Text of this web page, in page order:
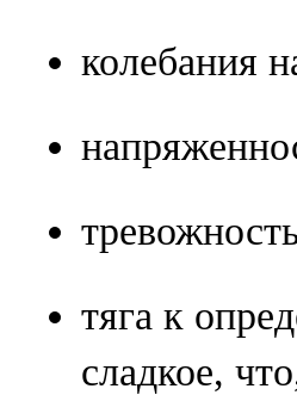
колебания
тяга к
сладкое,